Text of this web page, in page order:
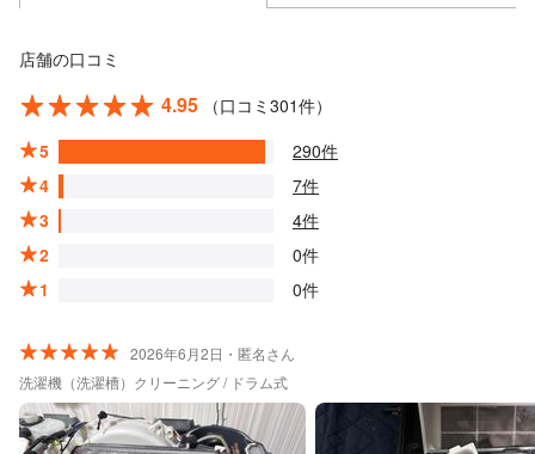
店舗の口コミ
4.95
（口コミ301件）
5
290件
4
7件
3
4件
2
0件
1
0件
2026年6月2日・匿名さん
洗濯機（洗濯槽）クリーニング / ドラム式